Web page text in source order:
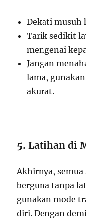
Dekati musuh
Tarik sedikit
mengenai
Jangan
lama,
akurat.
5.Latihan di
Akhirnya,
berguna tanpa
gunakan mode
diri. Dengan